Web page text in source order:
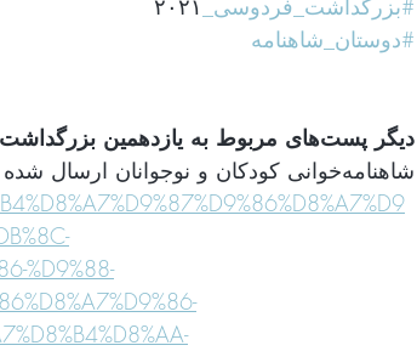
#بزرگداشت_فردوسی_ ۲۰۲۱
#دوستان_شاهنامه
دیگر پست‌های مربوط به یازدهمین بزرگداشت فردوسی در منچستر
شاهنامه‌خوانی کودکان و نوجوانان ارسال شده از ایران
%D9%88-